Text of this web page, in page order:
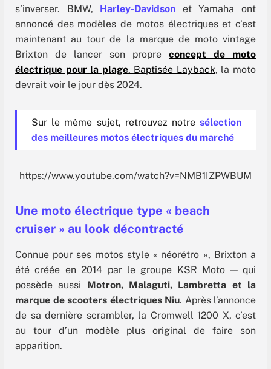
s’inverser. BMW, Harley-Davidson et Yamaha ont
annoncé des modèles de motos électriques et c’est
maintenant au tour de la marque de moto vintage
Brixton de lancer son propre concept de moto
électrique pour la plage. Baptisée Layback, la moto
devrait voir le jour dès 2024.
Sur le même sujet, retrouvez notresélection
des meilleures motos électriques du marché
https://www.youtube.com/watch?v=NMB1IZPWBUM
Une moto électrique type « beach
cruiser » au look décontracté
Connue pour ses motos style « néorétro », Brixton a
été créée en 2014 par le groupe KSR Moto — qui
possède aussi Motron, Malaguti, Lambretta et la
marque de scooters électriques Niu. Après l’annonce
de sa dernière scrambler, la Cromwell 1200 X, c’est
au tour d’un modèle plus original de faire son
apparition.